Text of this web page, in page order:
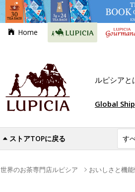
Home
ルピシアと
Global
ストアTOPに戻る
世界のお茶専門店ルピシア おいしさと機